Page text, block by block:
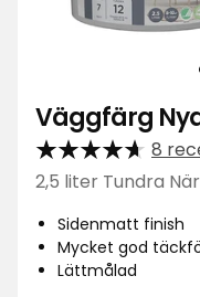
Väggfärg
8
2,5 liter Tundra
Sidenmatt finish
Mycket god
Lättmålad